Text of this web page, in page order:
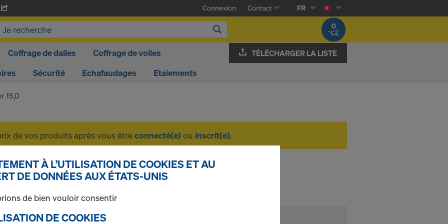
Connexion Contact
FR
0
Coffrage de dalles
Coffrage de voiles
Sécurité Echafaudages Etaiements
TÉLÉCHARGER LA LISTE
15,0
de vos produits après vous êtreconnecté(e)ou inscrit(e).
super 15,0
1 produits trouvés
À L’UTILISATION DE COOKIES ET AU
DE DONNÉES AUX ÉTATS-UNIS
de bien vouloir consentir
DE COOKIES